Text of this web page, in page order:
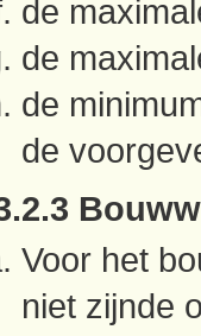
de
de
de
de
Voor het
niet zijnde